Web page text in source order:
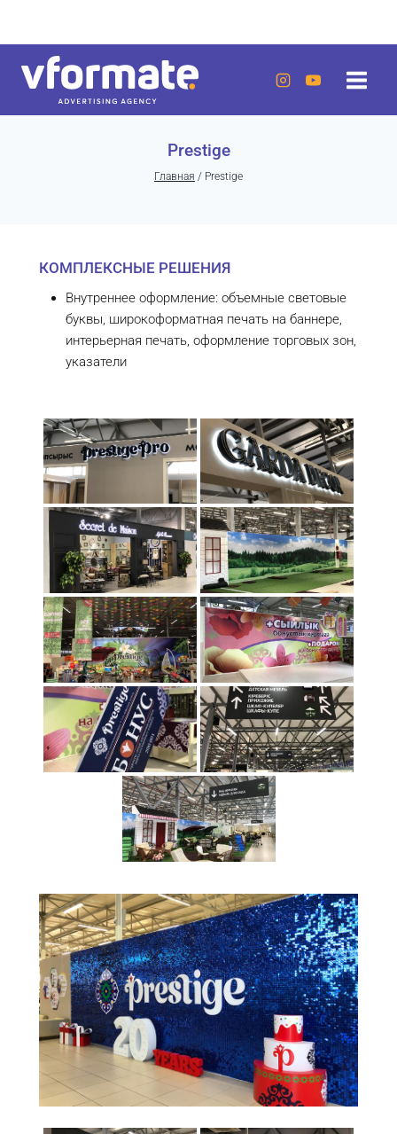
содержанию
Prestige
Главная / Prestige
КОМПЛЕКСНЫЕ РЕШЕНИЯ
Внутреннее оформление: объемные световые
буквы, широкоформатная печать на баннере,
интерьерная печать, оформление торговых зон,
указатели